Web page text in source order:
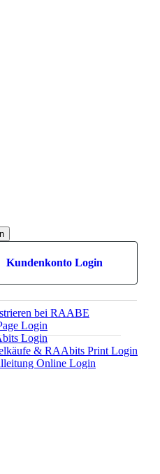
Kundenkonto Login
bei RAABE
Login
Login
& RAAbits Print Login
Online Login